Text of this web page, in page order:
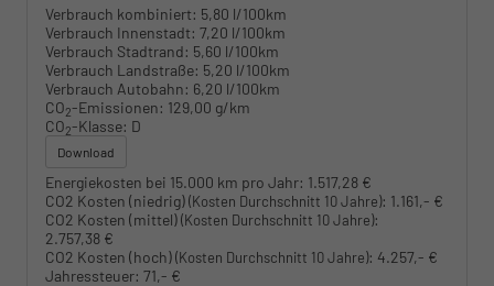
Verbrauch kombiniert: 5,80 l/100km
Verbrauch Innenstadt: 7,20 l/100km
Verbrauch Stadtrand: 5,60 l/100km
Verbrauch Landstraße: 5,20 l/100km
Verbrauch Autobahn: 6,20 l/100km
CO2-Emissionen: 129,00 g/km
CO2-Klasse: D
Download
Energiekosten bei 15.000 km pro Jahr: 1.517,28 €
CO2 Kosten (niedrig)(Kosten Durchschnitt 10 Jahre): 1.161,- €
CO2 Kosten (mittel)(Kosten Durchschnitt 10 Jahre):
2.757,38 €
CO2 Kosten (hoch)(Kosten Durchschnitt 10 Jahre): 4.257,- €
Jahressteuer: 71,- €